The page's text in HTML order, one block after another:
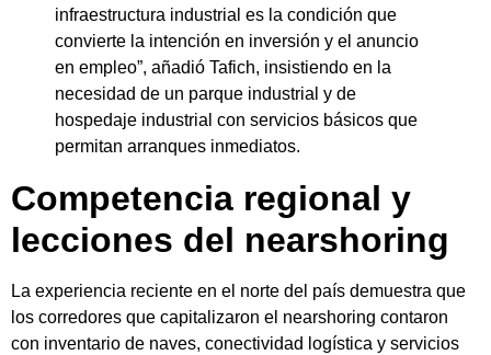
infraestructura industrial es la condición que
convierte la intención en inversión y el anuncio
en empleo”, añadió Tafich, insistiendo en la
necesidad de un parque industrial y de
hospedaje industrial con servicios básicos que
permitan arranques inmediatos.
Competencia regional y
lecciones del nearshoring
La experiencia reciente en el norte del país demuestra que
los corredores que capitalizaron el nearshoring contaron
con inventario de naves, conectividad logística y servicios